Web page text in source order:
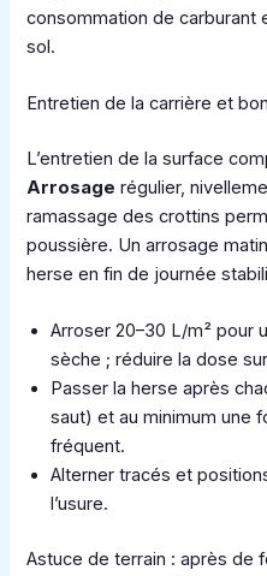
consommation de carburant
sol.
Entretien de la carrière et
L’entretien de la surface
Arrosage régulier,
ramassage des crottins
poussière. Un arrosage
herse en fin de journée
Arroser 20–30 L/m² pour
sèche ; réduire la dose
Passer la herse après
saut) et au minimum une
fréquent.
Alterner tracés et
l’usure.
Astuce de terrain : après de